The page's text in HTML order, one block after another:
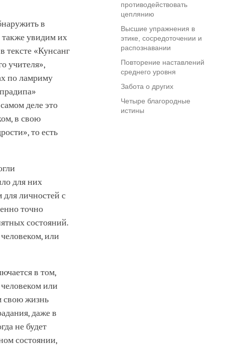
противодействовать
цеплянию
Высшие упражнения в
этике, сосредоточении и
распознавании
Повторение наставлений
среднего уровня
Забота о других
Четыре благородные
истины
в
увидим их
тексте «Кунсанг
учителя»,
по ламриму
деле это
в свою
то есть
для них
для личностей с
точно
состояний.
или
в том,
или
свою жизнь
даже в
не будет
состоянии,